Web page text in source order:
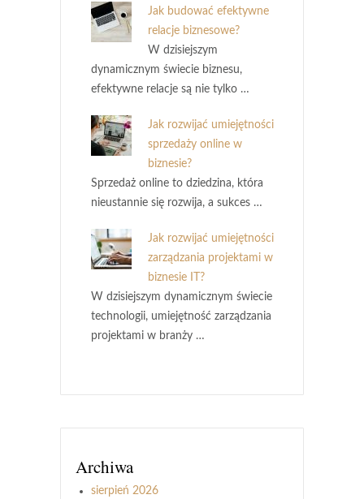
Jak budować efektywne
relacje biznesowe?
W dzisiejszym
dynamicznym świecie biznesu,
efektywne relacje są nie tylko …
Jak rozwijać umiejętności
sprzedaży online w
biznesie?
Sprzedaż online to dziedzina, która
nieustannie się rozwija, a sukces …
Jak rozwijać umiejętności
zarządzania projektami w
biznesie IT?
W dzisiejszym dynamicznym świecie
technologii, umiejętność zarządzania
projektami w branży …
Archiwa
sierpień 2026